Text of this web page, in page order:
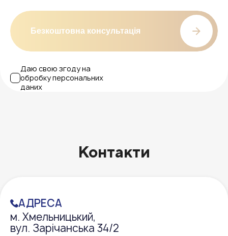
Безкоштовна консультація
Даю свою згоду на
обробку персональних
даних
Контакти
АДРЕСА
м. Хмельницький,
вул. Зарічанська 34/2